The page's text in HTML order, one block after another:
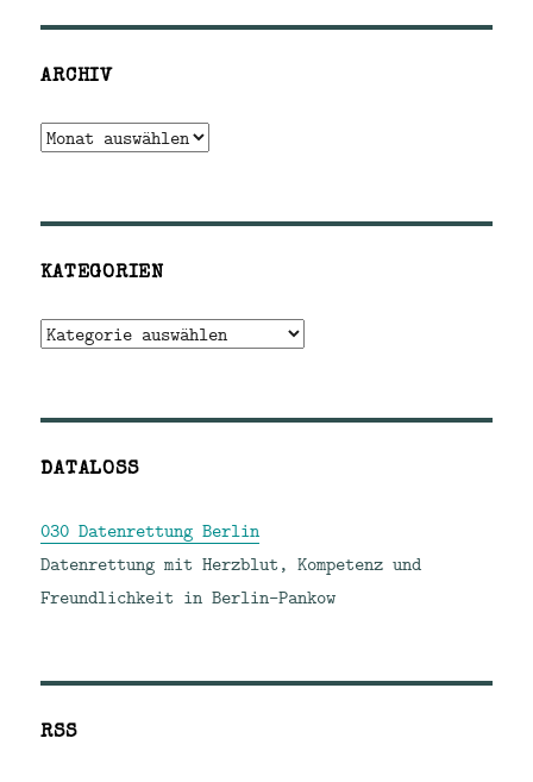
ARCHIV
Archiv
KATEGORIEN
Kategorien
DATALOSS
030 Datenrettung Berlin
Datenrettung mit Herzblut, Kompetenz und
Freundlichkeit in Berlin-Pankow
RSS